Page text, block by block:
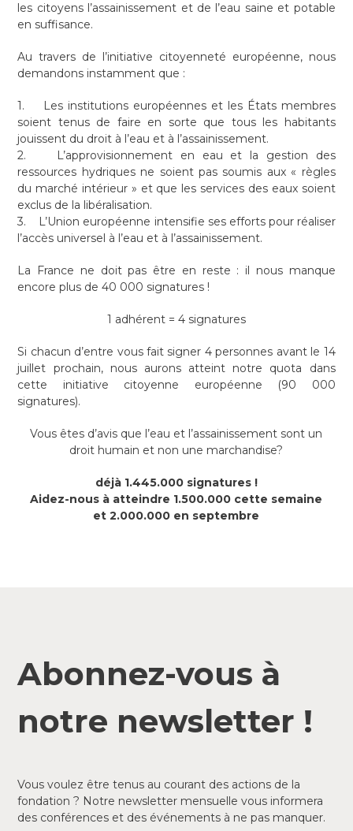
les citoyens l’assainissement et de l’eau saine et potable
en suffisance.
Au travers de l’initiative citoyenneté européenne, nous
demandons instamment que :
1. Les institutions européennes et les États membres
soient tenus de faire en sorte que tous les habitants
jouissent du droit à l’eau et à l’assainissement.
2. L’approvisionnement en eau et la gestion des
ressources hydriques ne soient pas soumis aux « règles
du marché intérieur » et que les services des eaux soient
exclus de la libéralisation.
3. L’Union européenne intensifie ses efforts pour réaliser
l’accès universel à l’eau et à l’assainissement.
La France ne doit pas être en reste : il nous manque
encore plus de 40 000 signatures !
1 adhérent = 4 signatures
Si chacun d’entre vous fait signer 4 personnes avant le 14
juillet prochain, nous aurons atteint notre quota dans
cette initiative citoyenne européenne (90 000
signatures).
Vous êtes d’avis que l’eau et l’assainissement sont un
droit humain et non une marchandise?
déjà 1.445.000 signatures !
Aidez-nous à atteindre 1.500.000 cette semaine
et 2.000.000 en septembre
Abonnez-vous à
notre newsletter !
Vous voulez être tenus au courant des actions de la
fondation ? Notre newsletter mensuelle vous informera
des conférences et des événements à ne pas manquer.